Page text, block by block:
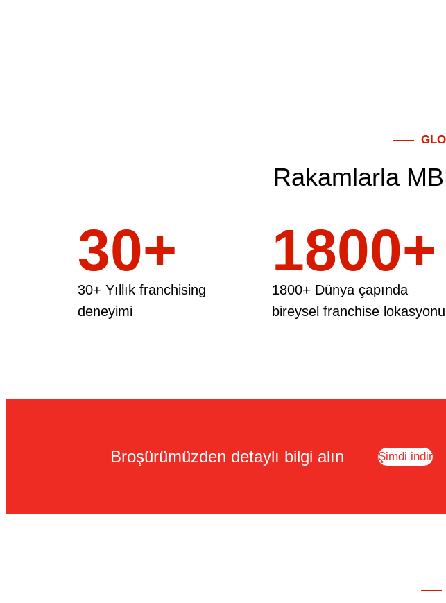
Rakamlarla
30
30+ Yıllık franchising
deneyimi
1800
1800+ Dünya çapında
bireysel franchise lokasyonu
Broşürümüzden detaylı bilgi alın Şimdi indir